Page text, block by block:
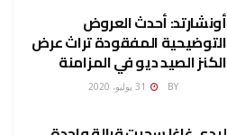
أونشارتد: أحدث العروض
التوضيحية المفقودة تراث عرض
الكنز الصيد ديو في المزامنة
BY